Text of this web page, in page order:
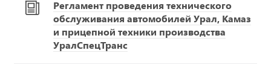
Регламент проведения технического
обслуживания автомобилей Урал, Камаз
и прицепной техники производства
УралСпецТранс